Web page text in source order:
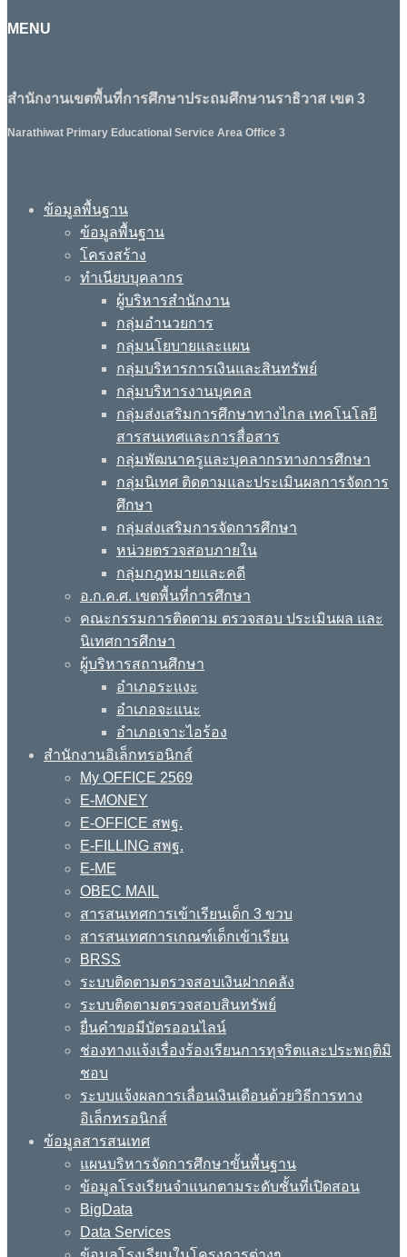
MENU
สำนักงานเขตพื้นที่การศึกษาประถมศึกษานราธิวาส เขต 3
Narathiwat Primary Educational Service Area Office 3
ข้อมูลพื้นฐาน
ข้อมูลพื้นฐาน
โครงสร้าง
ทำเนียบบุคลากร
ผู้บริหารสำนักงาน
กลุ่มอำนวยการ
กลุ่มนโยบายและแผน
กลุ่มบริหารการเงินและสินทรัพย์
กลุ่มบริหารงานบุคคล
กลุ่มส่งเสริมการศึกษาทางไกล เทคโนโลยี
สารสนเทศและการสื่อสาร
กลุ่มพัฒนาครูและบุคลากรทางการศึกษา
กลุ่มนิเทศ ติดตามและประเมินผลการจัดการ
ศึกษา
กลุ่มส่งเสริมการจัดการศึกษา
หน่วยตรวจสอบภายใน
กลุ่มกฎหมายและคดี
อ.ก.ค.ศ. เขตพื้นที่การศึกษา
คณะกรรมการติดตาม ตรวจสอบ ประเมินผล และ
นิเทศการศึกษา
ผู้บริหารสถานศึกษา
อำเภอระแงะ
อำเภอจะแนะ
อำเภอเจาะไอร้อง
สำนักงานอิเล็กทรอนิกส์
My OFFICE 2569
E-MONEY
E-OFFICE สพฐ.
E-FILLING สพฐ.
E-ME
OBEC MAIL
สารสนเทศการเข้าเรียนเด็ก 3 ขวบ
สารสนเทศการเกณฑ์เด็กเข้าเรียน
BRSS
ระบบติดตามตรวจสอบเงินฝากคลัง
ระบบติดตามตรวจสอบสินทรัพย์
ยื่นคำขอมีบัตรออนไลน์
ช่องทางแจ้งเรื่องร้องเรียนการทุจริตและประพฤติมิ
ชอบ
ระบบแจ้งผลการเลื่อนเงินเดือนด้วยวิธีการทาง
อิเล็กทรอนิกส์
ข้อมูลสารสนเทศ
แผนบริหารจัดการศึกษาขั้นพื้นฐาน
ข้อมูลโรงเรียนจำแนกตามระดับชั้นที่เปิดสอน
BigData
Data Services